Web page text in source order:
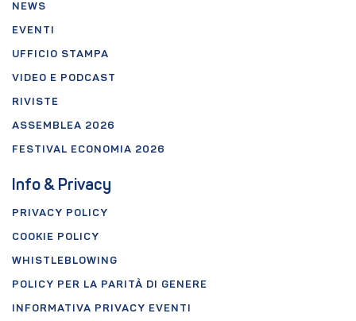
NEWS
EVENTI
UFFICIO STAMPA
VIDEO E PODCAST
RIVISTE
ASSEMBLEA 2026
FESTIVAL ECONOMIA 2026
Info & Privacy
PRIVACY POLICY
COOKIE POLICY
WHISTLEBLOWING
POLICY PER LA PARITÀ DI GENERE
INFORMATIVA PRIVACY EVENTI